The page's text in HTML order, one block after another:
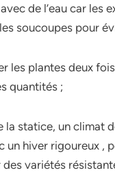
de l’eau car les
soucoupes pour
les plantes deux
quantités ;
la statice, un climat
un hiver rigoureux ,
variétés